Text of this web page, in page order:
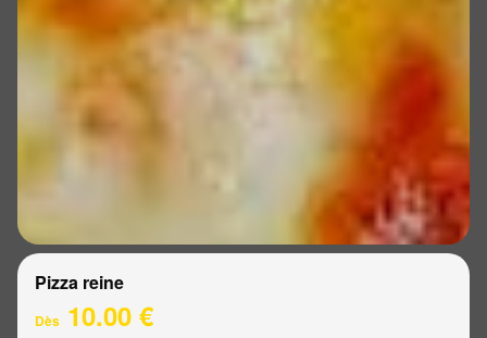
Pizza reine
Dès 10.00 €